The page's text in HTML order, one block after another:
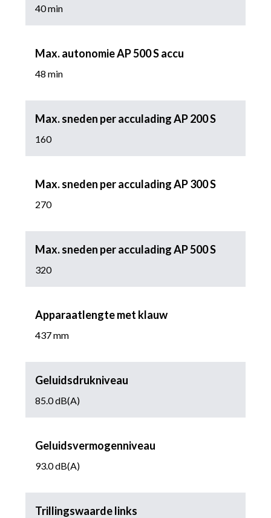
40 min
Max. autonomie AP 500 S accu
48 min
Max. sneden per acculading AP 200 S
160
Max. sneden per acculading AP 300 S
270
Max. sneden per acculading AP 500 S
320
Apparaatlengte met klauw
437 mm
Geluidsdrukniveau
85.0 dB(A)
Geluidsvermogenniveau
93.0 dB(A)
Trillingswaarde links